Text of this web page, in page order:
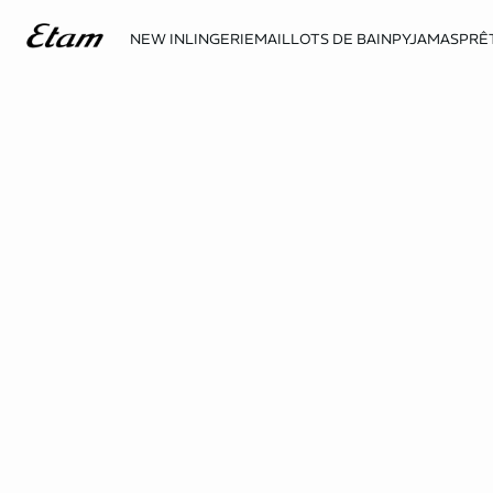
NEW INLINGERIEMAILLOTS DE BAINPYJAMAS